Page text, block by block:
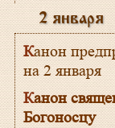
2 января
Канон предпразднству Рождества Христова
на 2 января
Канон священномученику Игнатию
Богоносцу